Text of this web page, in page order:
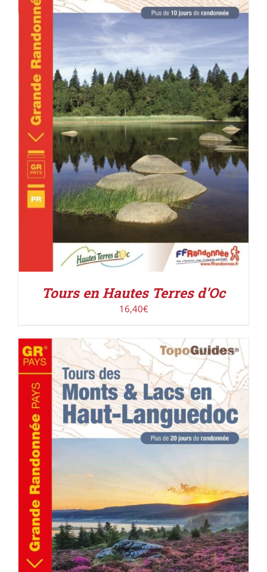
ACHETER LE PRODUIT / DÉTAILS
Tours en Hautes Terres d’Oc
16,40€
AJOUTER AU PANIER / DÉTAILS